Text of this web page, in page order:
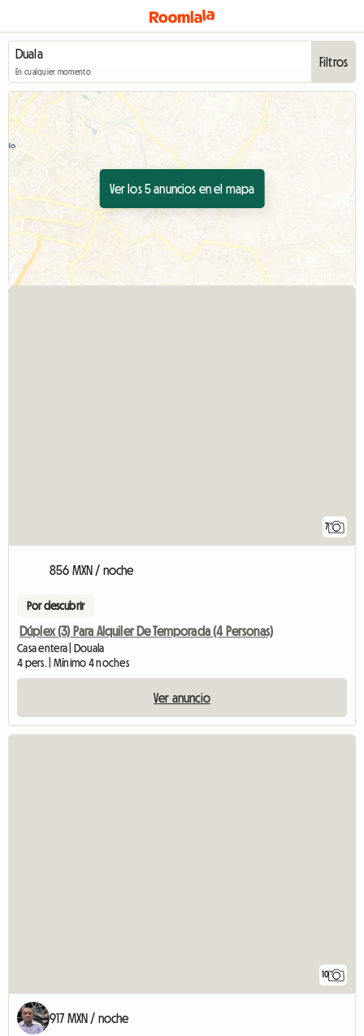
En cualquier momento
Filtros
Ver los 5 anuncios en el mapa
7
856 MXN / noche
Por descubrir
Dúplex (3) Para Alquiler De Temporada (4 Personas)
Casa entera | Douala
4 pers. | Mínimo 4 noches
Ver anuncio
10
917 MXN / noche